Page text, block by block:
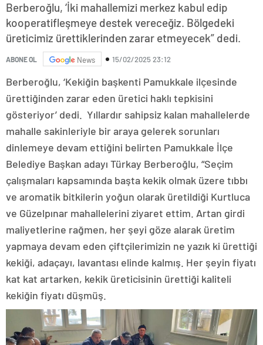
Berberoğlu, ‘İki mahallemizi merkez kabul edip
kooperatifleşmeye destek vereceğiz. Bölgedeki
üreticimiz ürettiklerinden zarar etmeyecek” dedi.
ABONE OL News 15/02/2025 23:12
Berberoğlu, ‘Kekiğin başkenti Pamukkale ilçesinde
ürettiğinden zarar eden üretici haklı tepkisini
gösteriyor’ dedi. Yıllardır sahipsiz kalan mahallelerde
mahalle sakinleriyle bir araya gelerek sorunları
dinlemeye devam ettiğini belirten Pamukkale İlçe
Belediye Başkan adayı Türkay Berberoğlu, “Seçim
çalışmaları kapsamında başta kekik olmak üzere tıbbı
ve aromatik bitkilerin yoğun olarak üretildiği Kurtluca
ve Güzelpınar mahallelerini ziyaret ettim. Artan girdi
maliyetlerine rağmen, her şeyi göze alarak üretim
yapmaya devam eden çiftçilerimizin ne yazık ki ürettiği
kekiği, adaçayı, lavantası elinde kalmış. Her şeyin fiyatı
kat kat artarken, kekik üreticisinin ürettiği kaliteli
kekiğin fiyatı düşmüş.